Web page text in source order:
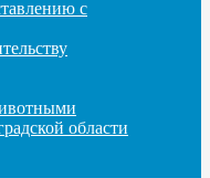
с
области